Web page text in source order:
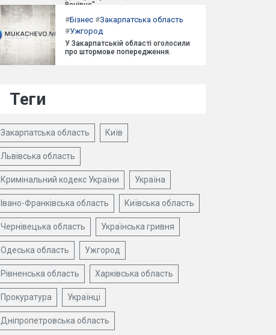
Вечірнє".
#Бізнес #Закарпатська область
#Ужгород
У Закарпатській області оголосили
про штормове попередження.
Теги
Закарпатська область Київ
Львівська область
Кримінальний кодекс України Україна
Івано-Франківська область Київська область
Чернівецька область Українська гривня
Одеська область Ужгород
Рівненська область Харківська область
Прокуратура Українці
Дніпропетровська область